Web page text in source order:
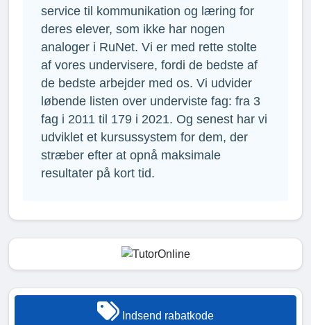
service til kommunikation og læring for
deres elever, som ikke har nogen
analoger i RuNet. Vi er med rette stolte
af vores undervisere, fordi de bedste af
de bedste arbejder med os. Vi udvider
løbende listen over underviste fag: fra 3
fag i 2011 til 179 i 2021. Og senest har vi
udviklet et kursussystem for dem, der
stræber efter at opnå maksimale
resultater på kort tid.
Indsend rabatkode